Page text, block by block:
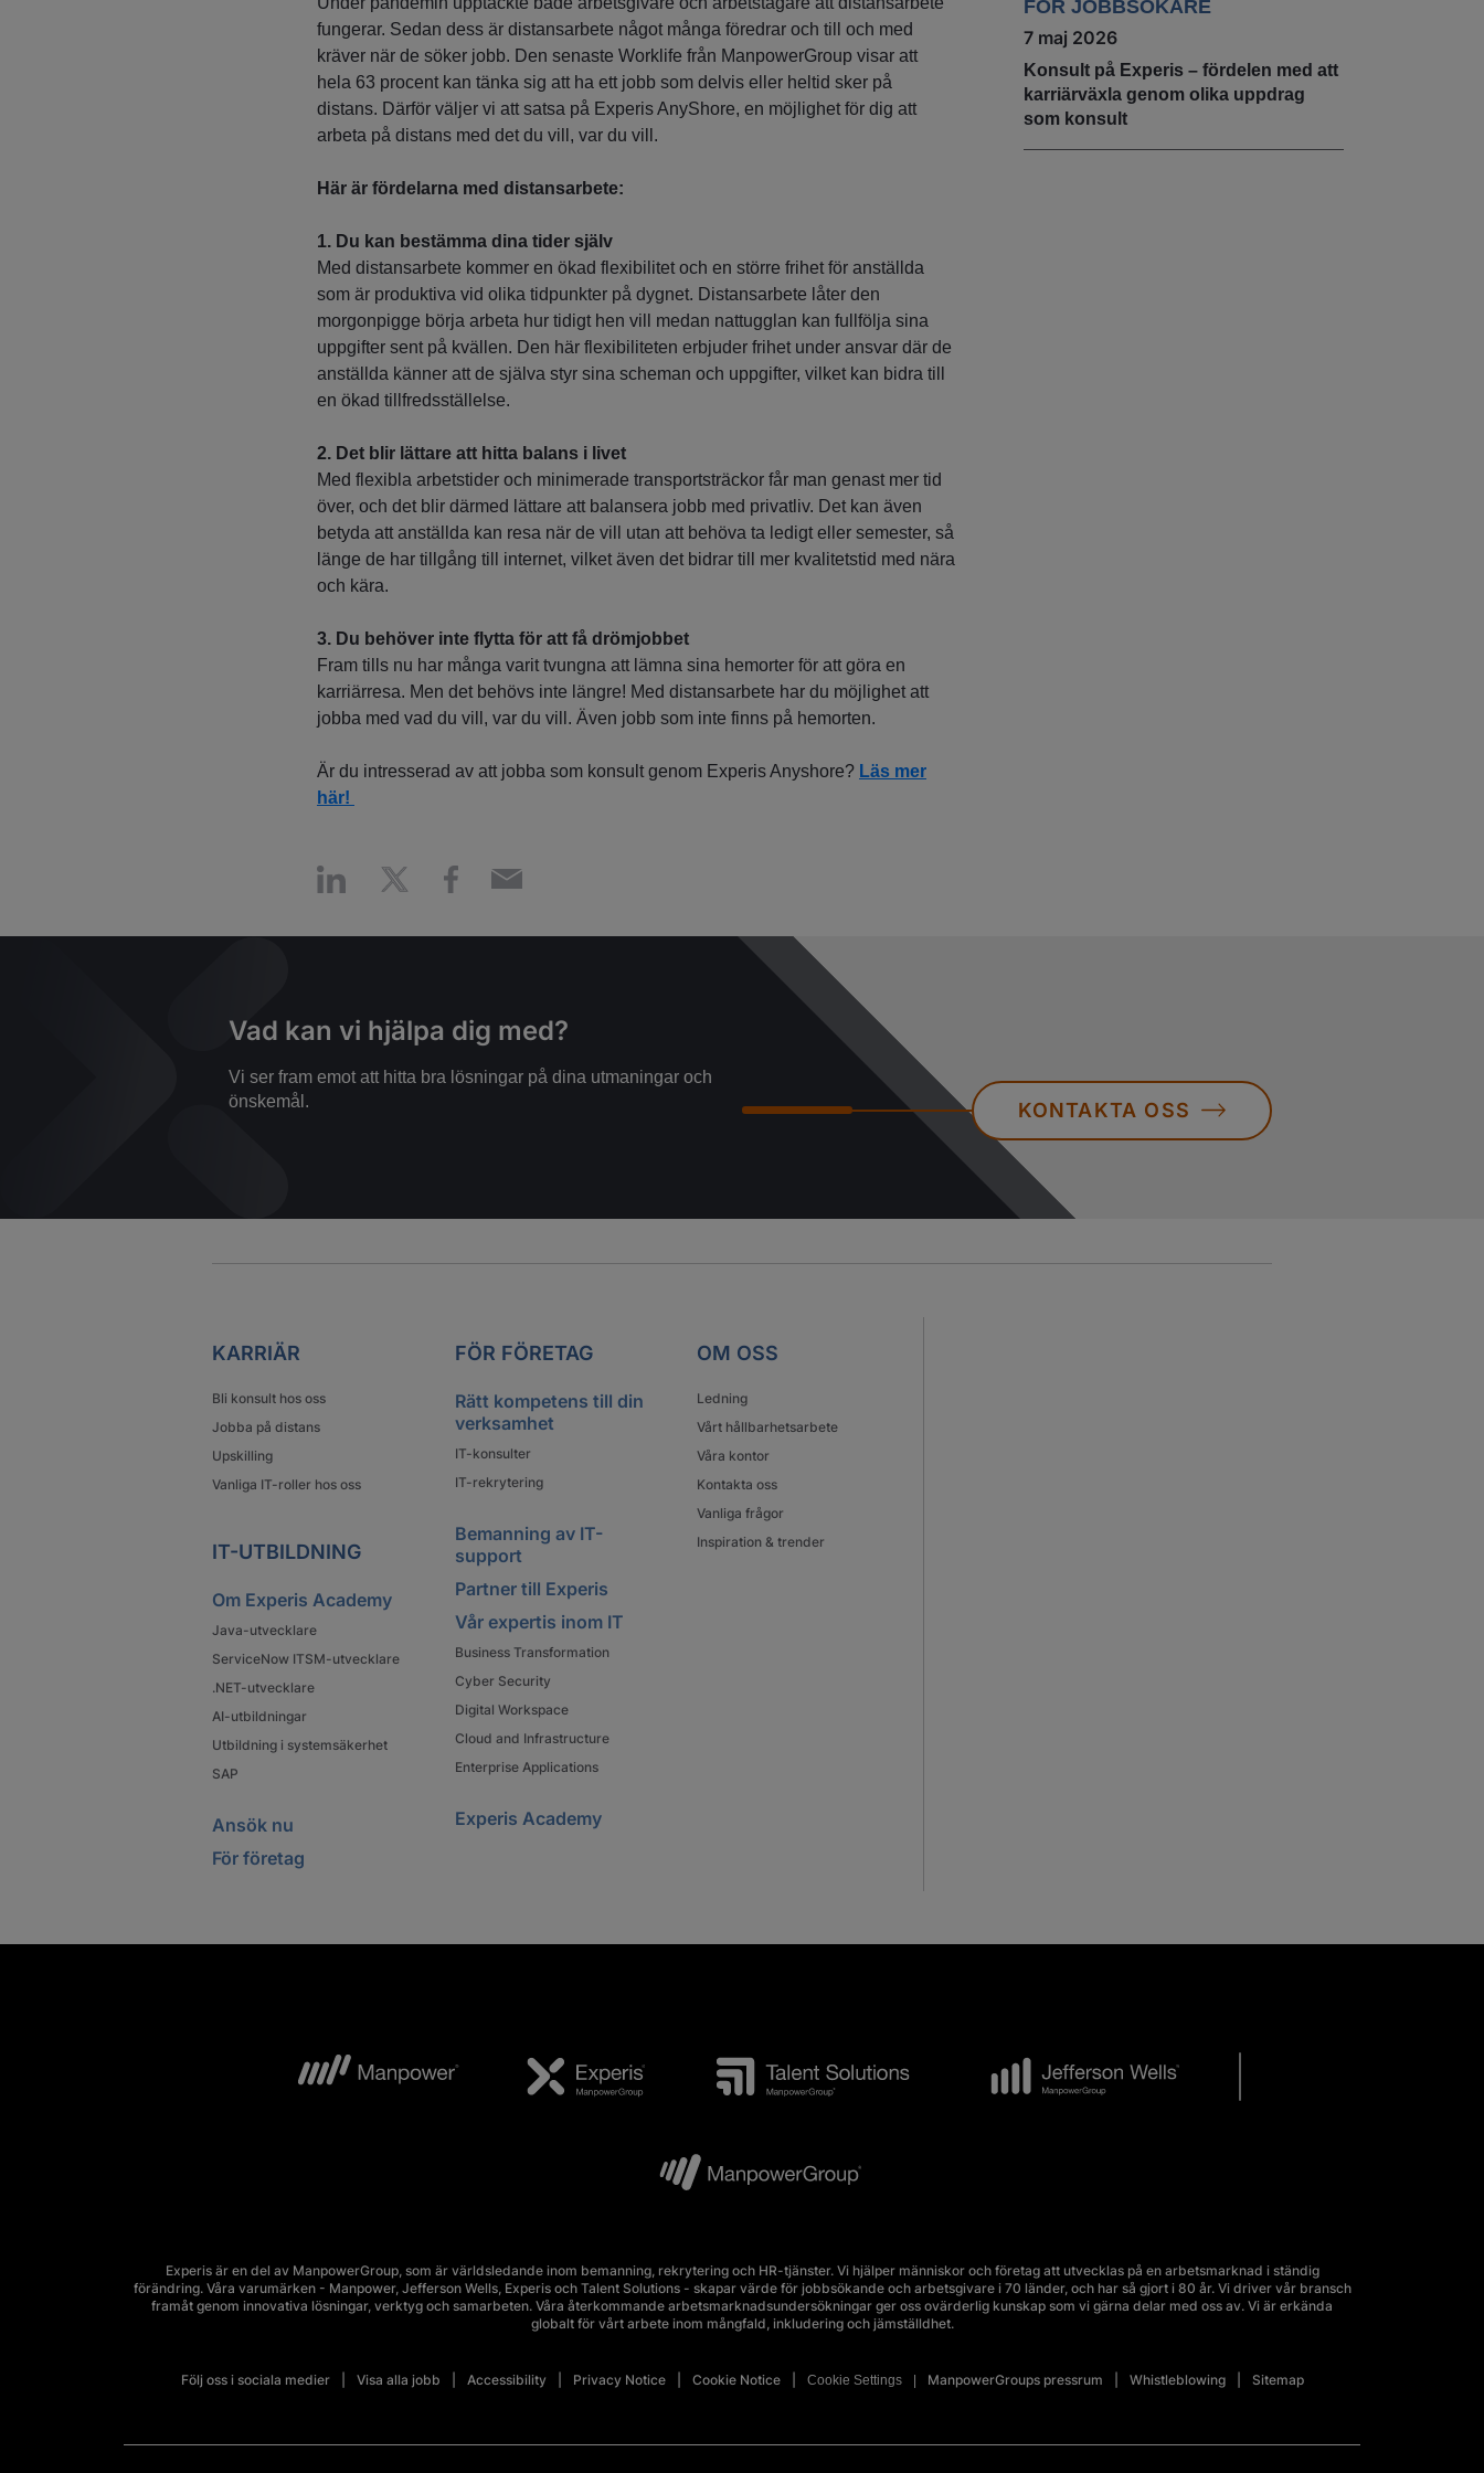
fungerar. Sedan dess är distansarbete något många föredrar och till och med
kräver när de söker jobb. Den senaste Worklife från ManpowerGroup visar att
hela 63 procent kan tänka sig att ha ett jobb som delvis eller heltid sker på
distans. Därför väljer vi att satsa på Experis AnyShore, en möjlighet för dig att
arbeta på distans med det du vill, var du vill.
Här är fördelarna med distansarbete:
1. Du kan bestämma dina tider själv
Med distansarbete kommer en ökad flexibilitet och en större frihet för anställda
som är produktiva vid olika tidpunkter på dygnet. Distansarbete låter den
morgonpigge börja arbeta hur tidigt hen vill medan nattugglan kan fullfölja sina
uppgifter sent på kvällen. Den här flexibiliteten erbjuder frihet under ansvar där de
anställda känner att de själva styr sina scheman och uppgifter, vilket kan bidra till
en ökad tillfredsställelse.
2. Det blir lättare att hitta balans i livet
Med flexibla arbetstider och minimerade transportsträckor får man genast mer tid
över, och det blir därmed lättare att balansera jobb med privatliv. Det kan även
betyda att anställda kan resa när de vill utan att behöva ta ledigt eller semester, så
länge de har tillgång till internet, vilket även det bidrar till mer kvalitetstid med nära
och kära.
3. Du behöver inte flytta för att få drömjobbet
Fram tills nu har många varit tvungna att lämna sina hemorter för att göra en
karriärresa. Men det behövs inte längre! Med distansarbete har du möjlighet att
jobba med vad du vill, var du vill. Även jobb som inte finns på hemorten.
Är du intresserad av att jobba som konsult genom Experis Anyshore? Läs mer
här!
FÖR JOBBSÖKARE
7 maj 2026
Konsult på Experis – fördelen med att
karriärväxla genom olika uppdrag
som konsult
Vad kan vi hjälpa dig med?
Vi ser fram emot att hitta bra lösningar på dina utmaningar och
önskemål.
KONTAKTA OSS
KARRIÄR
Bli konsult hos oss
Jobba på distans
Upskilling
Vanliga IT-roller hos oss
IT-UTBILDNING
Om Experis Academy
Java-utvecklare
ServiceNow ITSM-utvecklare
.NET-utvecklare
AI-utbildningar
Utbildning i systemsäkerhet
SAP
Ansök nu
För företag
FÖR FÖRETAG
Rätt kompetens till din
verksamhet
IT-konsulter
IT-rekrytering
Bemanning av IT-
support
Partner till Experis
Vår expertis inom IT
Business Transformation
Cyber Security
Digital Workspace
Cloud and Infrastructure
Enterprise Applications
Experis Academy
OM OSS
Ledning
Vårt hållbarhetsarbete
Våra kontor
Kontakta oss
Vanliga frågor
Inspiration & trender
Experis är en del av ManpowerGroup, som är världsledande inom bemanning, rekrytering och HR-tjänster. Vi hjälper människor och företag att utvecklas på en arbetsmarknad i ständig
förändring. Våra varumärken - Manpower, Jefferson Wells, Experis och Talent Solutions - skapar värde för jobbsökande och arbetsgivare i 70 länder, och har så gjort i 80 år. Vi driver vår bransch
framåt genom innovativa lösningar, verktyg och samarbeten. Våra återkommande arbetsmarknadsundersökningar ger oss ovärderlig kunskap som vi gärna delar med oss av. Vi är erkända
globalt för vårt arbete inom mångfald, inkludering och jämställdhet.
Följ oss i sociala medier Visa alla jobb Accessibility Privacy Notice Cookie Notice Cookie Settings ManpowerGroups pressrum Whistleblowing Sitemap